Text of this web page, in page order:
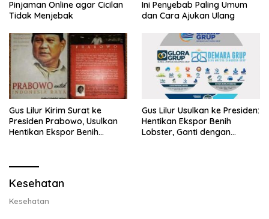
Pinjaman Online agar Cicilan
Tidak Menjebak
Ini Penyebab Paling Umum
dan Cara Ajukan Ulang
Gus Lilur Kirim Surat ke
Presiden Prabowo, Usulkan
Hentikan Ekspor Benih
Gus Lilur Usulkan ke Presiden:
Hentikan Ekspor Benih
Lobster, Ganti dengan
Kesehatan
Kesehatan